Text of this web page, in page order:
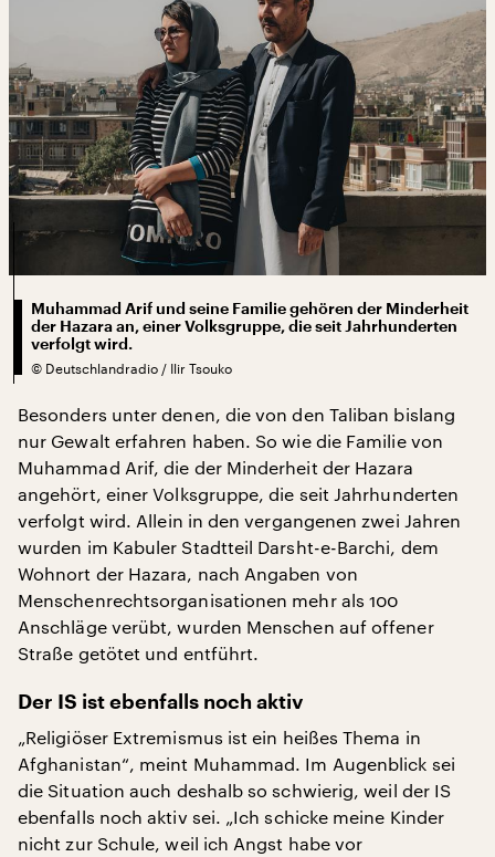
Muhammad Arif und seine Familie gehören der Minderheit
der Hazara an, einer Volksgruppe, die seit Jahrhunderten
verfolgt wird.
© Deutschlandradio / Ilir Tsouko
Besonders unter denen, die von den Taliban bislang
nur Gewalt erfahren haben. So wie die Familie von
Muhammad Arif, die der Minderheit der Hazara
angehört, einer Volksgruppe, die seit Jahrhunderten
verfolgt wird. Allein in den vergangenen zwei Jahren
wurden im Kabuler Stadtteil Darsht-e-Barchi, dem
Wohnort der Hazara, nach Angaben von
Menschenrechtsorganisationen mehr als 100
Anschläge verübt, wurden Menschen auf offener
Straße getötet und entführt.
Der IS ist ebenfalls noch aktiv
„Religiöser Extremismus ist ein heißes Thema in
Afghanistan“, meint Muhammad. Im Augenblick sei
die Situation auch deshalb so schwierig, weil der IS
ebenfalls noch aktiv sei. „Ich schicke meine Kinder
nicht zur Schule, weil ich Angst habe vor